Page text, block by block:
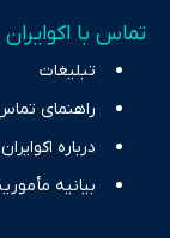
تماس با اکوایران
تبلیغات
راهنمای
درباره اکوایران
بیانیه